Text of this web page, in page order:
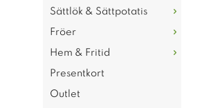
Sättlök & Sättpotatis
Fröer
Hem & Fritid
Presentkort
Outlet